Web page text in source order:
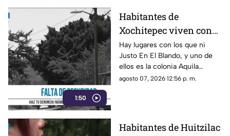
1:50
Habitantes de
Xochitepec viven con
miedo ante la falta de
alumbrado público
Hay lugares con los que ni
Justo En El Blando, y uno de
ellos es la colonia Aquila
Tercera Sección de
agosto 07, 2026 12:56 p. m.
Habitantes de Huitzilac